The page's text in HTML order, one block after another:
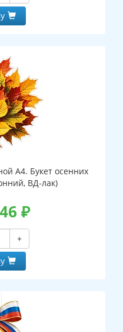
А4. Букет осенних
ВД-лак)
46 ₽
+